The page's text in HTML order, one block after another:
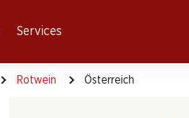
Services
Rotwein Österreich